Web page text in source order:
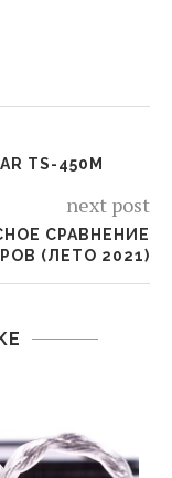
TS-450M
next post
СРАВНЕНИЕ
(ЛЕТО 2021)